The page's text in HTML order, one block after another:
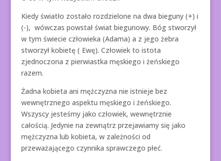
Kiedy światło zostało rozdzielone na dwa bieguny (+) i
(-), wówczas powstał świat biegunowy. Bóg stworzył
w tym świecie człowieka (Adama) a z jego żebra
stworzył kobietę ( Ewę). Człowiek to istota
zjednoczona z pierwiastka męskiego i żeńskiego
razem.
Żadna kobieta ani mężczyzna nie istnieje bez
wewnętrznego aspektu męskiego i żeńskiego.
Wszyscy jesteśmy jako człowiek, wewnętrznie
całością. Jedynie na zewnątrz przejawiamy się jako
mężczyzna lub kobieta, w zależności od
przeważającego czynnika sprawczego płeć.